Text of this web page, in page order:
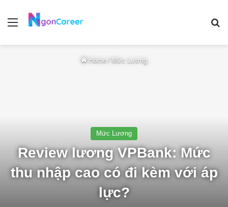
Menu
Home / Mức Lương
Mức Lương
Review lương VPBank: Mức
thu nhập cao có đi kèm với áp
lực?